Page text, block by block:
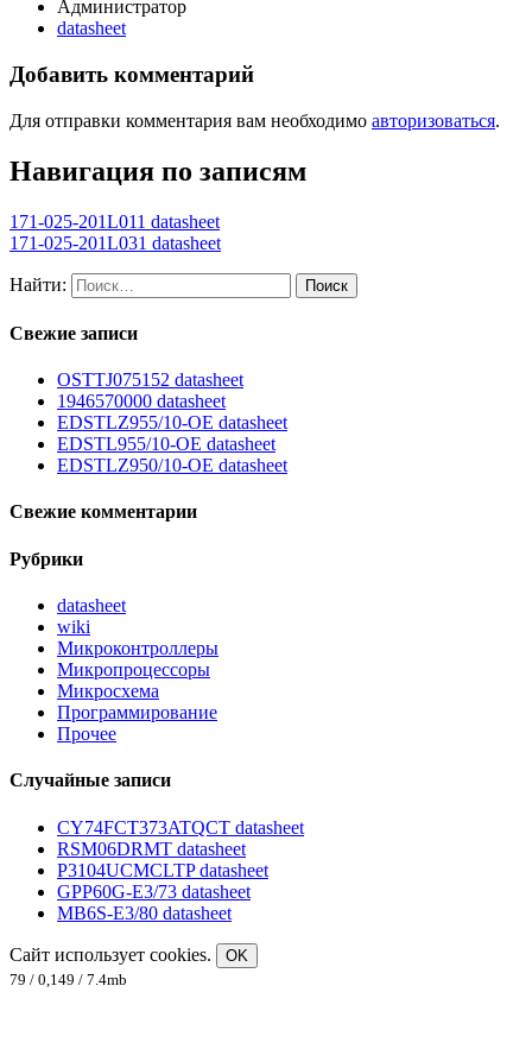
Администратор
datasheet
Добавить комментарий
Для отправки комментария вам необходимо авторизоваться.
Навигация по записям
171-025-201L011 datasheet
171-025-201L031 datasheet
Найти:
Свежие записи
OSTTJ075152 datasheet
1946570000 datasheet
EDSTLZ955/10-OE datasheet
EDSTL955/10-OE datasheet
EDSTLZ950/10-OE datasheet
Свежие комментарии
Рубрики
datasheet
wiki
Микроконтроллеры
Микропроцессоры
Микросхема
Программирование
Прочее
Случайные записи
CY74FCT373ATQCT datasheet
RSM06DRMT datasheet
P3104UCMCLTP datasheet
GPP60G-E3/73 datasheet
MB6S-E3/80 datasheet
Сайт использует cookies.
OK
79 / 0,149 / 7.4mb